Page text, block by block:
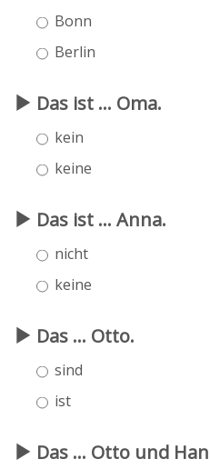
Bonn
Berlin
Das ist ... Oma.
kein
keine
Das ist ... Anna.
nicht
keine
Das ... Otto.
sind
ist
Das ... Otto und